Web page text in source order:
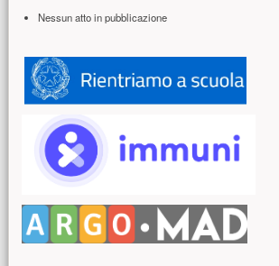
Nessun atto in pubblicazione